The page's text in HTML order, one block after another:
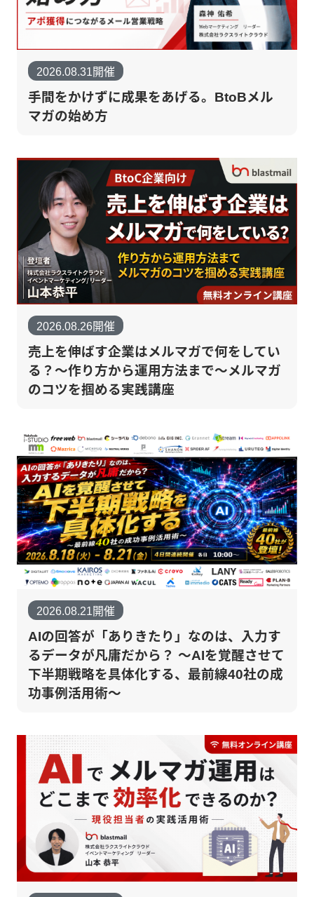
2026.08.31開催
手間をかけずに成果をあげる。BtoBメル
マガの始め方
2026.08.26開催
売上を伸ばす企業はメルマガで何をしてい
る？～作り方から運用方法まで～メルマガ
のコツを掴める実践講座
2026.08.21開催
AIの回答が「ありきたり」なのは、入力す
るデータが凡庸だから？ 〜AIを覚醒させて
下半期戦略を具体化する、最前線40社の成
功事例活用術〜